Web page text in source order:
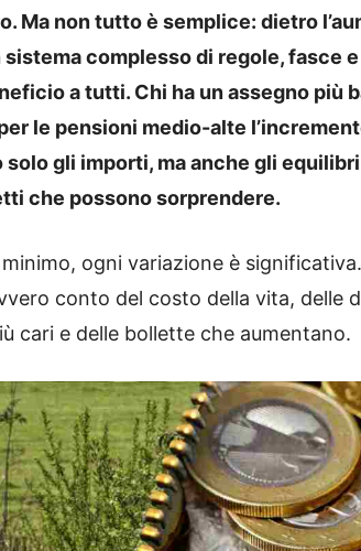
Ma non tutto è semplice: dietro
complesso di regole, fasce
a tutti. Chi ha un assegno più
le pensioni medio-alte
gli importi, ma anche gli
che possono sorprendere.
ogni variazione è
conto del costo della vita, delle
cari e delle bollette che aumentano.